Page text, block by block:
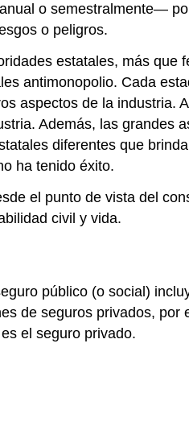
o semestralmente—
o peligros.
estatales, más
antimonopolio. Cada
aspectos de la industria.
Además, las
diferentes que
ha tenido éxito.
el punto de vista del
civil y vida.
público (o social)
de seguros privados,
el seguro privado.